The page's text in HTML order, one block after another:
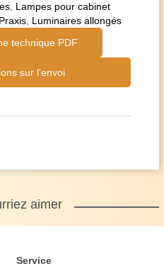
Lampes pour cabinet
Luminaires allongés
technique PDF
sur l'envoi
aimer
Service